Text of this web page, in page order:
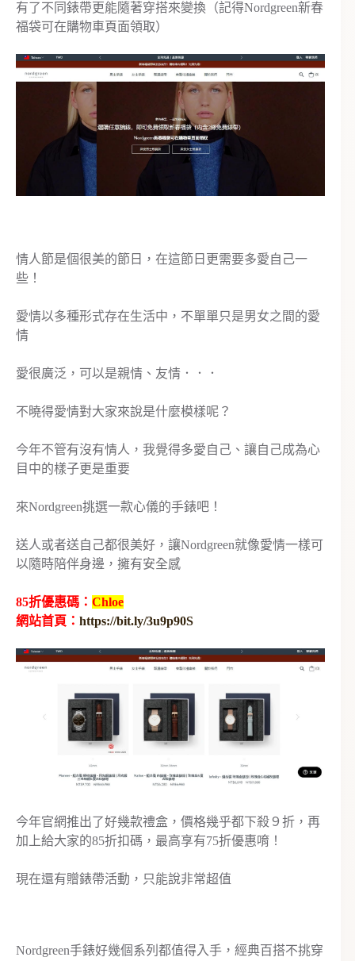
有了不同錶帶更能隨著穿搭來變換（記得Nordgreen新春
福袋可在購物車頁面領取）
情人節是個很美的節日，在這節日更需要多愛自己一
些！
愛情以多種形式存在生活中，不單單只是男女之間的愛
情
愛很廣泛，可以是親情、友情．．．
不曉得愛情對大家來說是什麼模樣呢？
今年不管有沒有情人，我覺得多愛自己、讓自己成為心
目中的樣子更是重要
來Nordgreen挑選一款心儀的手錶吧！
送人或者送自己都很美好，讓Nordgreen就像愛情一樣可
以隨時陪伴身邊，擁有安全感
85折優惠碼： Chloe
網站首頁： https://bit.ly/3u9p90S
今年官網推出了好幾款禮盒，價格幾乎都下殺９折，再
加上給大家的85折扣碼，最高享有75折優惠唷！
現在還有贈錶帶活動，只能說非常超值
Nordgreen手錶好幾個系列都值得入手，經典百搭不挑穿